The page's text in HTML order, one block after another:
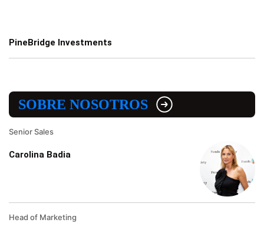
PineBridge Investments
SOBRE NOSOTROS
Senior Sales
Carolina Badia
Head of Marketing